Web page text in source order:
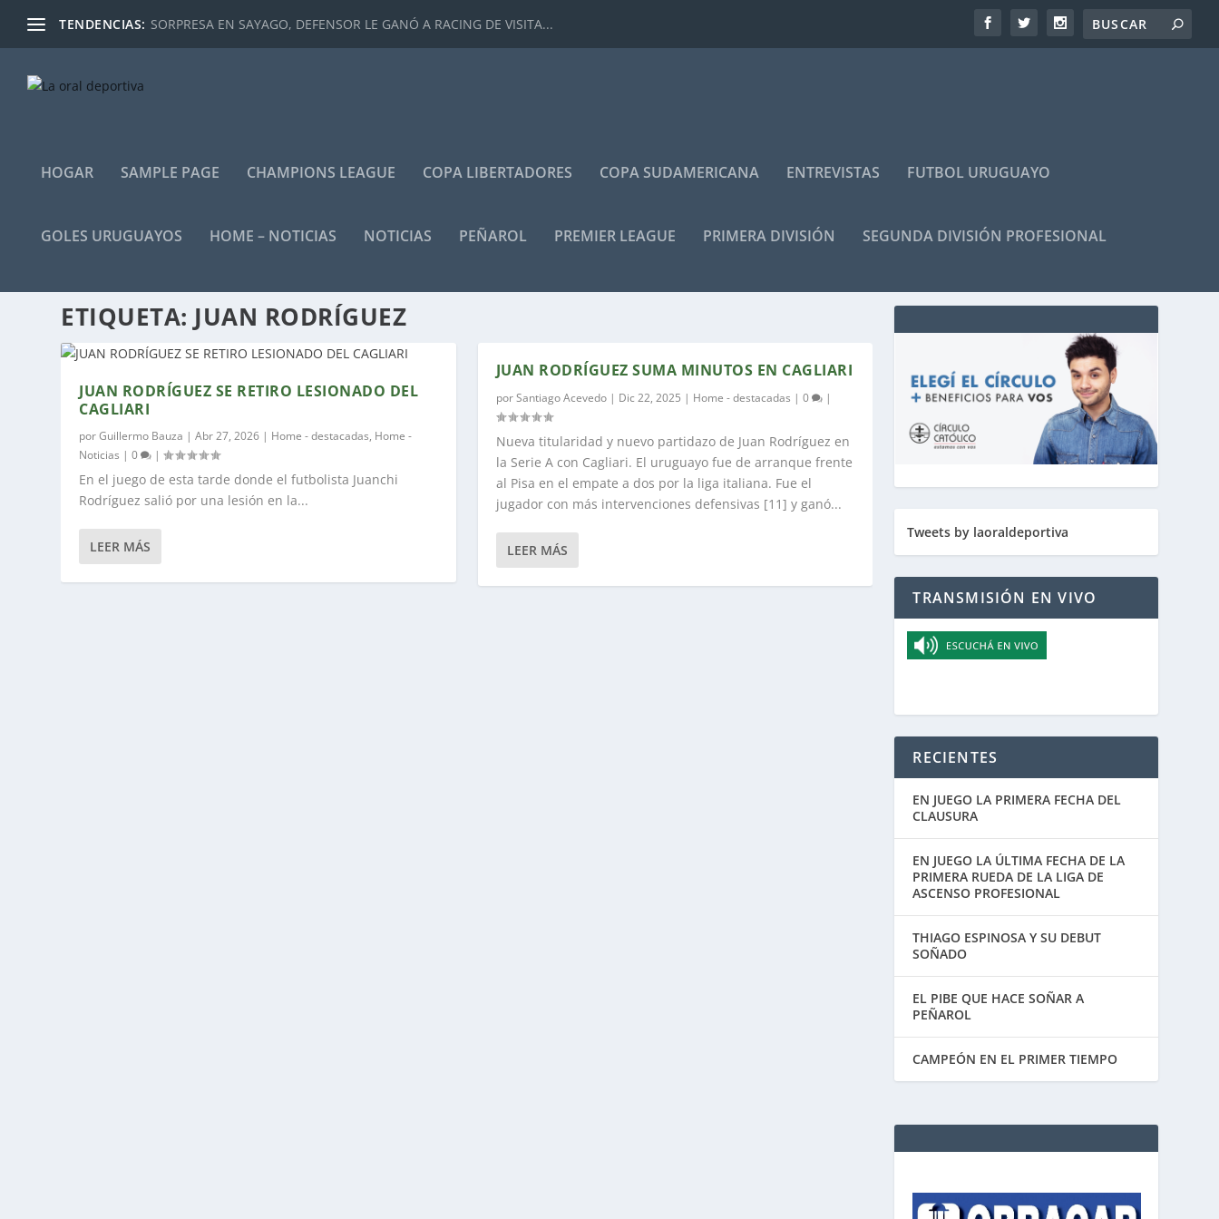
TENDENCIAS: SORPRESA EN SAYAGO, DEFENSOR LE GANÓ A RACING DE VISITA...
HOGAR SAMPLE PAGE CHAMPIONS LEAGUE COPA LIBERTADORES COPA SUDAMERICANA ENTREVISTAS FUTBOL URUGUAYO
GOLES URUGUAYOS HOME – NOTICIAS NOTICIAS PEÑAROL PREMIER LEAGUE PRIMERA DIVISIÓN SEGUNDA DIVISIÓN PROFESIONAL
ETIQUETA: JUAN RODRÍGUEZ
JUAN RODRÍGUEZ SE RETIRO LESIONADO DEL
CAGLIARI
porGuillermo Bauza |Abr 27, 2026 | Home - destacadas, Home -
Noticias |0 |
En el juego de esta tarde donde el futbolista Juanchi
Rodríguez salió por una lesión en la...
LEER MÁS
JUAN RODRÍGUEZ SUMA MINUTOS EN CAGLIARI
porSantiago Acevedo| Dic 22, 2025 | Home - destacadas | 0 |
Nueva titularidad y nuevo partidazo de Juan Rodríguez en
la Serie A con Cagliari. El uruguayo fue de arranque frente
al Pisa en el empate a dos por la liga italiana. Fue el
jugador con más intervenciones defensivas [11] y ganó...
LEER MÁS
Tweets by laoraldeportiva
TRANSMISIÓN EN VIVO
RECIENTES
EN JUEGO LA PRIMERA FECHA DEL
CLAUSURA
EN JUEGO LA ÚLTIMA FECHA DE LA
PRIMERA RUEDA DE LA LIGA DE
ASCENSO PROFESIONAL
THIAGO ESPINOSA Y SU DEBUT
SOÑADO
EL PIBE QUE HACE SOÑAR A
PEÑAROL
CAMPEÓN EN EL PRIMER TIEMPO